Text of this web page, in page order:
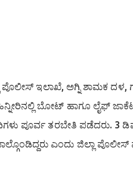
ಪೊಲೀಸ್ ಇಲಾಖೆ, ಅಗ್ನಿ ಶಾಮಕ
ಹಿನ್ನೀರಿನಲ್ಲಿ ಬೋಟ್ ಹಾಗೂ ಲೈಫ್
ಪೂರ್ವ ತರಬೇತಿ ಪಡೆದರು.
ಎಂದು ಜಿಲ್ಲಾ